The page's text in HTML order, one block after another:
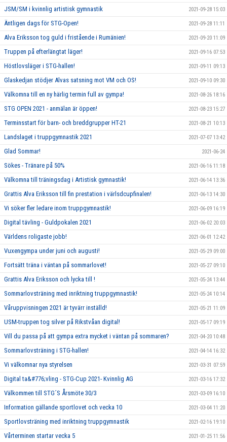
JSM/SM i kvinnlig artistisk gymnastik 2021-09-28 15:03
Äntligen dags för STG-Open! 2021-09-28 11:11
Alva Eriksson tog guld i fristående i Rumänien! 2021-09-20 11:09
Truppen på efterlängtat läger! 2021-09-16 07:53
Höstlovsläger i STG-hallen! 2021-09-11 09:13
Glaskedjan stödjer Alvas satsning mot VM och OS! 2021-09-10 09:30
Välkomna till en ny härlig termin full av gympa! 2021-08-26 18:16
STG OPEN 2021 - anmälan är öppen! 2021-08-23 15:27
Terminsstart för barn- och breddgrupper HT-21 2021-08-21 10:13
Landslaget i truppgymnastik 2021 2021-07-07 13:42
Glad Sommar! 2021-06-24
Sökes - Tränare på 50% 2021-06-16 11:18
Välkomna till träningsdag i Artistisk gymnastik! 2021-06-14 13:36
Grattis Alva Eriksson till fin prestation i värlsdcupfinalen! 2021-06-13 14:30
Vi söker fler ledare inom truppgymnastik! 2021-06-09 16:19
Digital tävling - Guldpokalen 2021 2021-06-02 20:03
Världens roligaste jobb! 2021-06-01 12:42
Vuxengympa under juni och augusti! 2021-05-29 09:00
Fortsätt träna i väntan på sommarlovet! 2021-05-27 09:10
Grattis Alva Eriksson och lycka till ! 2021-05-24 13:44
Sommarlovsträning med inriktning truppgymnastik! 2021-05-24 10:14
Våruppvisningen 2021 är tyvärr inställd! 2021-05-21 11:09
USM-truppen tog silver på Rikstvåan digital! 2021-05-17 09:19
Vill du passa på att gympa extra mycket i väntan på sommaren? 2021-04-20 10:48
Sommarlovsträning i STG-hallen! 2021-04-14 16:32
Vi välkomnar nya styrelsen 2021-03-31 07:59
Digital ta&#776;vling - STG-Cup 2021- Kvinnlig AG 2021-03-16 17:32
Välkommen till STG´S Årsmöte 30/3 2021-03-09 16:10
Information gällande sportlovet och vecka 10 2021-03-04 11:20
Sportlovsträning med inriktning truppgymnastik 2021-02-16 19:10
Vårterminen startar vecka 5 2021-01-25 11:56